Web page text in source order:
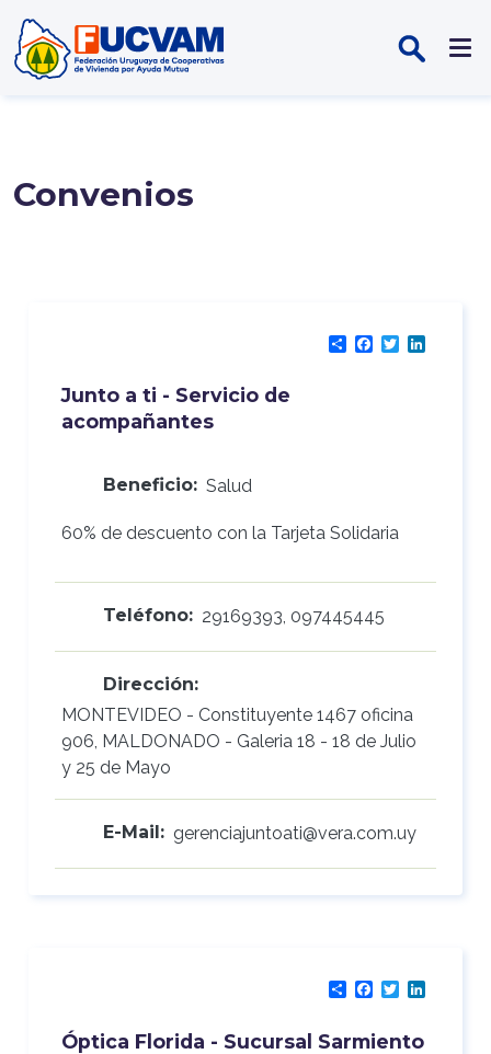
Convenios
ShareFacebook
Twitter
Junto a ti - Servicio de
acompañantes
Beneficio: Salud
60% de descuento con la Tarjeta Solidaria
Teléfono: 29169393, 097445445
Dirección:
MONTEVIDEO - Constituyente 1467 oficina
906, MALDONADO - Galeria 18 - 18 de Julio
y 25 de Mayo
E-Mail: gerenciajuntoati@vera.com.uy
ShareFacebook
Twitter
Óptica Florida - Sucursal Sarmiento